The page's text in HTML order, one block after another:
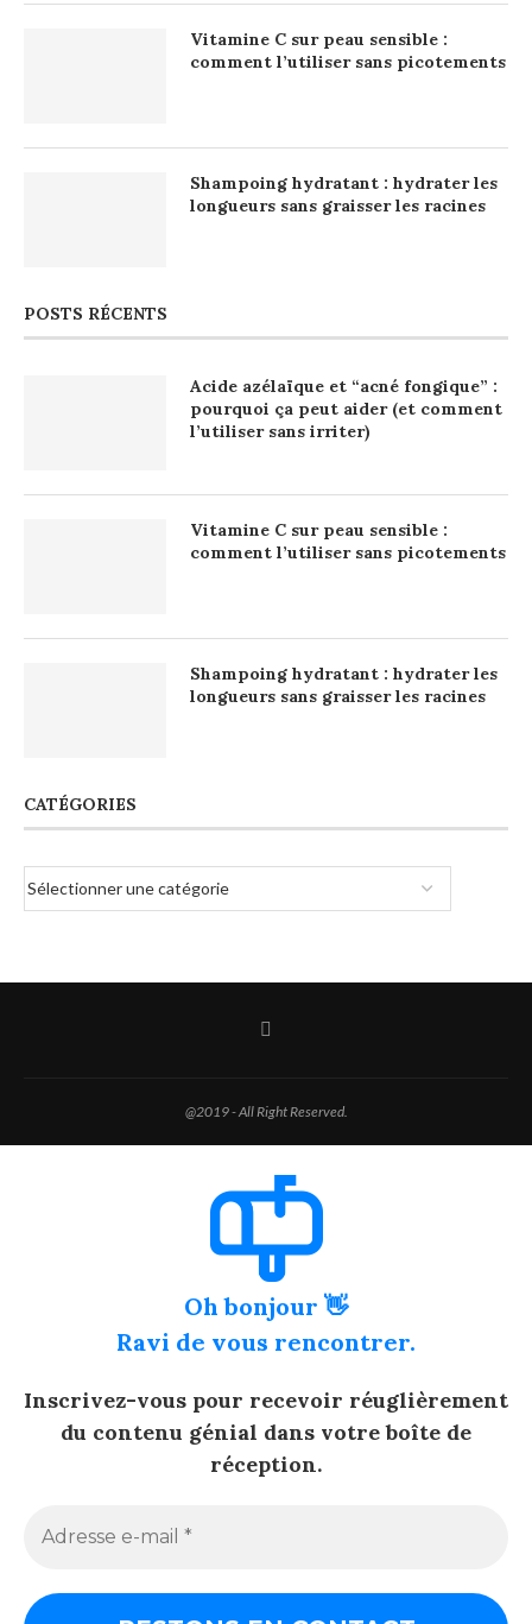
Vitamine C sur peau sensible :
comment l’utiliser sans picotements
Shampoing hydratant : hydrater les
longueurs sans graisser les racines
POSTS RÉCENTS
Acide azélaïque et “acné fongique” :
pourquoi ça peut aider (et comment
l’utiliser sans irriter)
Vitamine C sur peau sensible :
comment l’utiliser sans picotements
Shampoing hydratant : hydrater les
longueurs sans graisser les racines
CATÉGORIES
@2019 - All Right Reserved.
Oh bonjour 👋
Ravi de vous rencontrer.
Inscrivez-vous pour recevoir réuglièrement
du contenu génial dans votre boîte de
réception.